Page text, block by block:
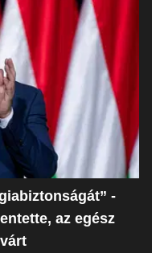
-
az egész